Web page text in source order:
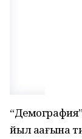
йыл аҙағына